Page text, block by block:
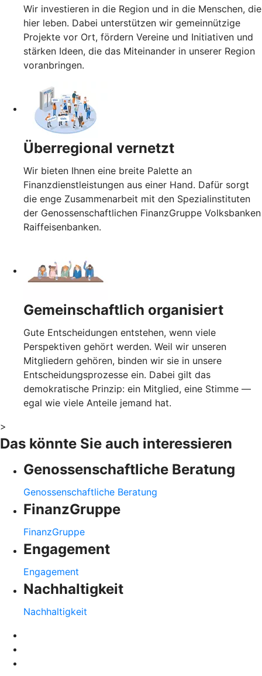
Wir investieren in die Region und in die Menschen, die
hier leben. Dabei unterstützen wir gemeinnützige
Projekte vor Ort, fördern Vereine und Initiativen und
stärken Ideen, die das Miteinander in unserer Region
voranbringen.
Überregional vernetzt
Wir bieten Ihnen eine breite Palette an
Finanzdienstleistungen aus einer Hand. Dafür sorgt
die enge Zusammenarbeit mit den Spezialinstituten
der Genossenschaftlichen FinanzGruppe Volksbanken
Raiffeisenbanken.
Gemeinschaftlich organisiert
Gute Entscheidungen entstehen, wenn viele
Perspektiven gehört werden. Weil wir unseren
Mitgliedern gehören, binden wir sie in unsere
Entscheidungsprozesse ein. Dabei gilt das
demokratische Prinzip: ein Mitglied, eine Stimme —
egal wie viele Anteile jemand hat.
>
Das könnte Sie auch interessieren
Genossenschaftliche Beratung
Genossenschaftliche Beratung
FinanzGruppe
FinanzGruppe
Engagement
Engagement
Nachhaltigkeit
Nachhaltigkeit